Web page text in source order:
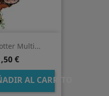
Multi...
€
AL CARRITO